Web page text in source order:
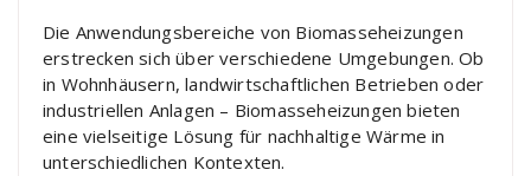
Die Anwendungsbereiche von Biomasseheizungen
erstrecken sich über verschiedene Umgebungen. Ob
in Wohnhäusern, landwirtschaftlichen Betrieben oder
industriellen Anlagen – Biomasseheizungen bieten
eine vielseitige Lösung für nachhaltige Wärme in
unterschiedlichen Kontexten.